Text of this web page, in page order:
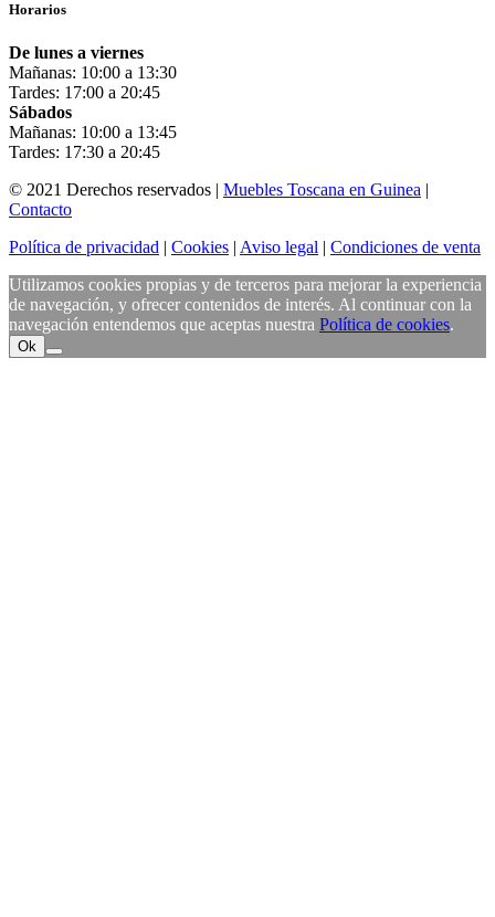
Horarios
De lunes a viernes
Mañanas: 10:00 a 13:30
Tardes: 17:00 a 20:45
Sábados
Mañanas: 10:00 a 13:45
Tardes: 17:30 a 20:45
© 2021 Derechos reservados | Muebles Toscana en Guinea |
Contacto
Política de privacidad | Cookies | Aviso legal | Condiciones de venta
Utilizamos cookies propias y de terceros para mejorar la experiencia
de navegación, y ofrecer contenidos de interés. Al continuar con la
navegación entendemos que aceptas nuestra Política de cookies.
Ok